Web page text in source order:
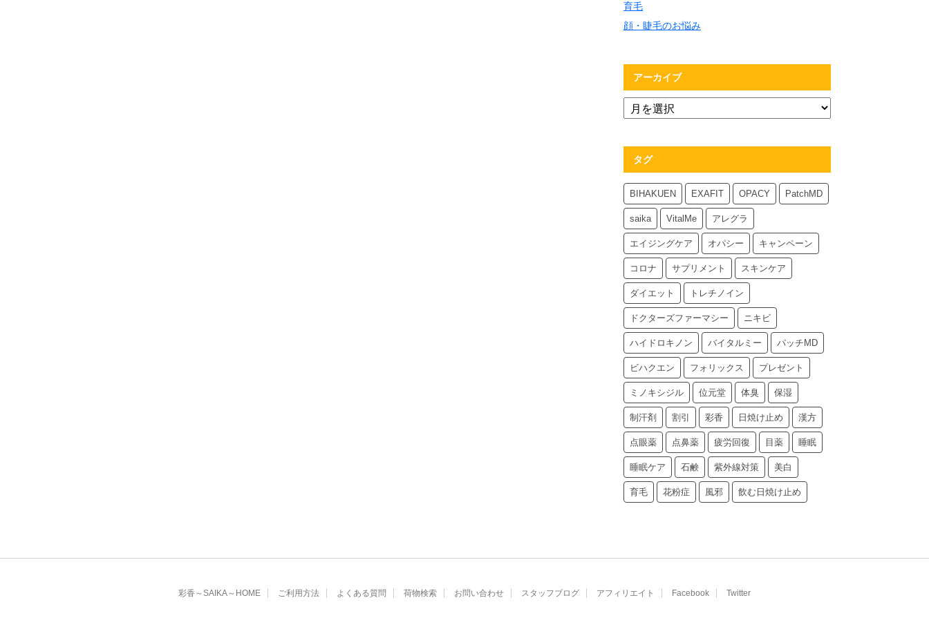
育毛
顔・睫毛のお悩み
アーカイブ
タグ
BIHAKUEN EXAFIT OPACY PatchMD
saika VitalMe アレグラ
エイジングケア オパシー キャンペーン
コロナ サプリメント スキンケア
ダイエット トレチノイン
ドクターズファーマシー ニキビ
ハイドロキノン バイタルミー パッチMD
ビハクエン フォリックス プレゼント
ミノキシジル 位元堂 体臭 保湿
制汗剤 割引 彩香 日焼け止め 漢方
点眼薬 点鼻薬 疲労回復 目薬 睡眠
睡眠ケア 石鹸 紫外線対策 美白
育毛 花粉症 風邪 飲む日焼け止め
彩香～SAIKA～HOME ご利用方法 よくある質問 荷物検索 お問い合わせ スタッフブログ アフィリエイト Facebook Twitter